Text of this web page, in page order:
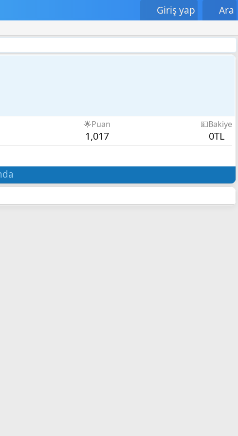
Giriş yap Ara
🌟Puan
1,017
💵Bakiye
0TL